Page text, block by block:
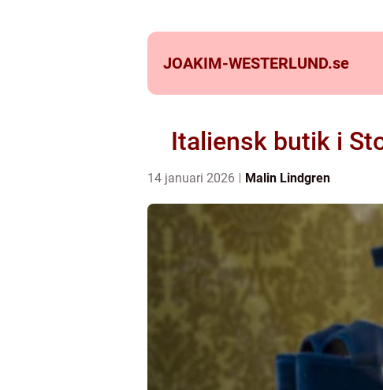
JOAKIM-WESTERLUND.se
Italiensk butik i
14 januari 2026 Malin Lindgren